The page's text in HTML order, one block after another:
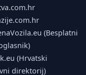
(Besplatni
(Hrvatski
direktorij)